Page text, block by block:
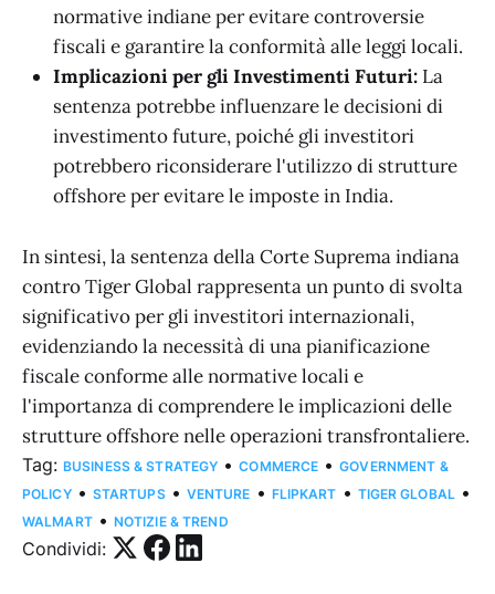
normative indiane per evitare controversie
fiscali e garantire la conformità alle leggi locali.
Implicazioni per gli Investimenti Futuri: La
sentenza potrebbe influenzare le decisioni di
investimento future, poiché gli investitori
potrebbero riconsiderare l'utilizzo di strutture
offshore per evitare le imposte in India.
In sintesi, la sentenza della Corte Suprema indiana
contro Tiger Global rappresenta un punto di svolta
significativo per gli investitori internazionali,
evidenziando la necessità di una pianificazione
fiscale conforme alle normative locali e
l'importanza di comprendere le implicazioni delle
strutture offshore nelle operazioni transfrontaliere.
Tag: BUSINESS & STRATEGY • COMMERCE • GOVERNMENT &
POLICY • STARTUPS • VENTURE • FLIPKART • TIGER GLOBAL •
WALMART • NOTIZIE & TREND
Condividi: